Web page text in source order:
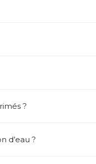
?
d’eau ?